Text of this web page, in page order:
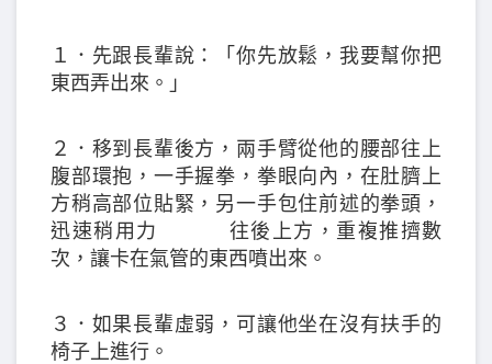
１．先跟長輩說：「你先放鬆，我要幫你把
東西弄出來。」
２．移到長輩後方，兩手臂從他的腰部往上
腹部環抱，一手握拳，拳眼向內，在肚臍上
方稍高部位貼緊，另一手包住前述的拳頭，
迅速稍用力 往後上方，重複推擠數
次，讓卡在氣管的東西噴出來。
３．如果長輩虛弱，可讓他坐在沒有扶手的
椅子上進行。